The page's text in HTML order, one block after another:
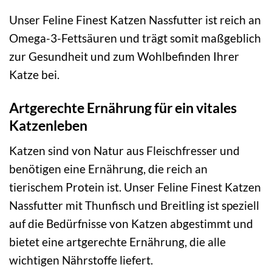
Unser Feline Finest Katzen Nassfutter ist reich an
Omega-3-Fettsäuren und trägt somit maßgeblich
zur Gesundheit und zum Wohlbefinden Ihrer
Katze bei.
Artgerechte Ernährung für ein vitales
Katzenleben
Katzen sind von Natur aus Fleischfresser und
benötigen eine Ernährung, die reich an
tierischem Protein ist. Unser Feline Finest Katzen
Nassfutter mit Thunfisch und Breitling ist speziell
auf die Bedürfnisse von Katzen abgestimmt und
bietet eine artgerechte Ernährung, die alle
wichtigen Nährstoffe liefert.